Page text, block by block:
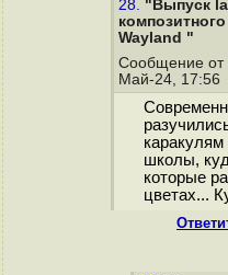
28. "Выпуск
Wayland "
Сообщение от
Май-24, 17:56
школы,
которые
цветах...